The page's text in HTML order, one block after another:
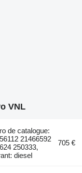
VNL
de catalogue:
21466592
250333,
diesel
705 €